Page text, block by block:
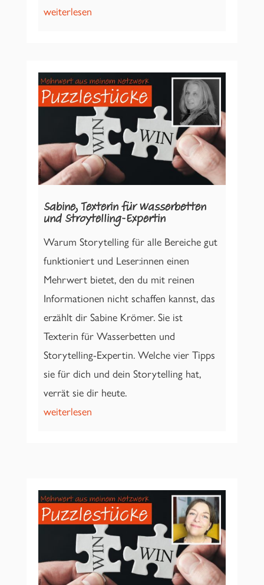
weiterlesen
Sabine, Texterin für Wasserbetten
und Stroytelling-Expertin
Warum Storytelling für alle Bereiche gut
funktioniert und Leser:innen einen
Mehrwert bietet, den du mit reinen
Informationen nicht schaffen kannst, das
erzählt dir Sabine Krömer. Sie ist
Texterin für Wasserbetten und
Storytelling-Expertin. Welche vier Tipps
sie für dich und dein Storytelling hat,
verrät sie dir heute.
weiterlesen